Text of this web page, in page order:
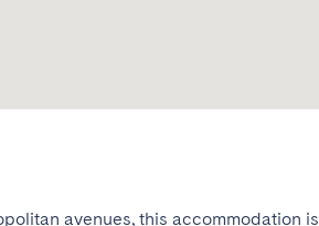
avenues, this accommodation is